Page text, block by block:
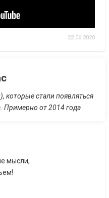
22.06.2020
которые стали появляться
Примерно от 2014 года
мысли,